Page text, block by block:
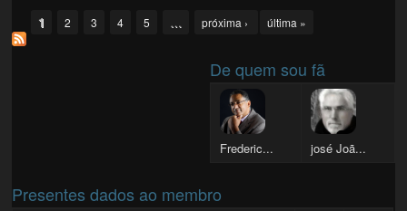
Pages
1 2 3 4 5 … próxima › última »
De quem sou fã
Frederic... josé Joã...
Presentes dados ao membro